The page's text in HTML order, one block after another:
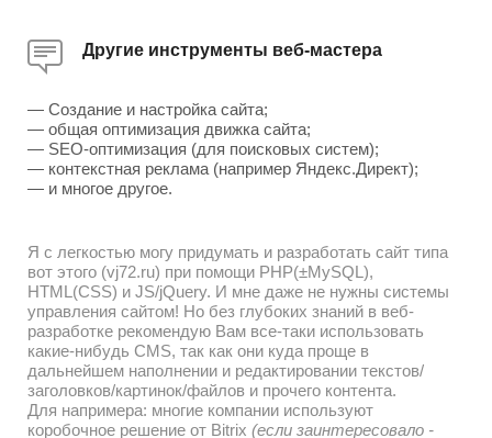
— Создание и настройка сайта;
— общая оптимизация движка сайта;
— SEO-оптимизация (для поисковых систем);
— контекстная реклама (например Яндекс.Директ);
Я с легкостью могу придумать и разработать сайт типа
вот этого (vj72.ru) при помощи PHP(±MySQL),
HTML(CSS) и JS/jQuery. И мне даже не нужны системы
управления сайтом! Но без глубоких знаний в веб-
разработке рекомендую Вам все-таки использовать
какие-нибудь CMS, так как они куда проще в
дальнейшем наполнении и редактировании текстов/
заголовков/картинок/файлов и прочего контента.
Для напримера: многие компании используют